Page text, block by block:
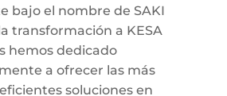
bajo el nombre de SAKI
transformación a KESA
hemos dedicado
a ofrecer las más
soluciones en